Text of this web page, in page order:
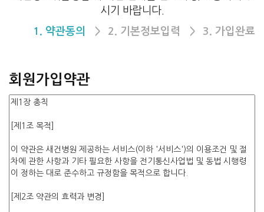
시기 바랍니다.
1. 약관동의
2. 기본정보입력 3. 가입완료
회원가입약관